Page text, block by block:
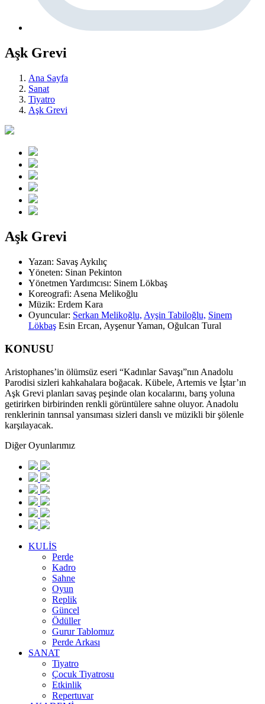
Aşk Grevi
Ana Sayfa
Sanat
Tiyatro
Aşk Grevi
Aşk Grevi
Yazan: Savaş Aykılıç
Yöneten: Sinan Pekinton
Yönetmen Yardımcısı: Sinem Lökbaş
Koreografi: Asena Melikoğlu
Müzik: Erdem Kara
Oyuncular: Serkan Melikoğlu, Ayşin Tabiloğlu, Sinem
Lökbaş Esin Ercan, Ayşenur Yaman, Oğulcan Tural
KONUSU
Aristophanes’in ölümsüz eseri “Kadınlar Savaşı”nın Anadolu
Parodisi sizleri kahkahalara boğacak. Kübele, Artemis ve İştar’ın
Aşk Grevi planları savaş peşinde olan kocalarını, barış yoluna
getirirken birbirinden renkli görüntülere sahne oluyor. Anadolu
renklerinin tanrısal yansıması sizleri danslı ve müzikli bir şölenle
karşılayacak.
Diğer Oyunlarımız
KULİS
Perde
Kadro
Sahne
Oyun
Replik
Güncel
Ödüller
Gurur Tablomuz
Perde Arkası
SANAT
Tiyatro
Çocuk Tiyatrosu
Etkinlik
Repertuvar